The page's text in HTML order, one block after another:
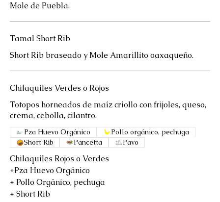
Mole de Puebla.
Tamal Short Rib
Short Rib braseado y Mole Amarillito oaxaqueño.
Chilaquiles Verdes o Rojos
Totopos horneados de maíz criollo con frijoles, queso,
crema, cebolla, cilantro.
Chilaquiles Rojos o Verdes
+Pza Huevo Orgánico
+ Pollo Orgánico, pechuga
+ Short Rib
Pza Huevo Orgánico
Pollo orgánico, pechuga
Short Rib
Pancetta Pavo